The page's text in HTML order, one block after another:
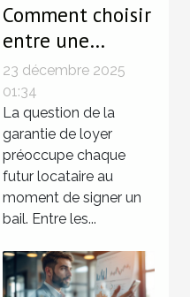
Comment choisir
entre une
garantie de
loyer
traditionnelle et
une solution
sans dépôt ?
23 décembre 2025
01:34
La question de la
garantie de loyer
préoccupe chaque
futur locataire au
moment de signer un
bail. Entre les...